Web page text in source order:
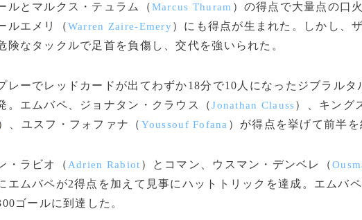
とマルクス・テュラム（Marcus Thuram ）の得点で大量点の口
ルエメリ（Warren Zaire-Emery）にも得点が生まれた。しかし、
険なタックルで足首を負傷し、交代を強いられた。
ーでレッドカードが出てわずか18分で10人になったジブラルタ
。エムバペ、ジョナタン・クラウス（Jonathan Clauss）、キング
、ユスフ・フォファナ（ Youssouf Fofana ）が得点を挙げて前半を
・ラビオ（ Adrien Rabiot ）とコマン、ウスマン・デンベレ（
エムバペが2得点を加えて見事にハットトリックを達成。エムバ
ゴールに到達した。